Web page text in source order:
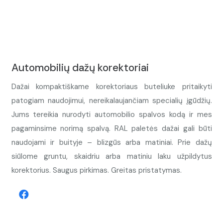
Automobilių dažų korektoriai
Dažai kompaktiškame korektoriaus buteliuke pritaikyti
patogiam naudojimui, nereikalaujančiam specialių įgūdžių.
Jums tereikia nurodyti automobilio spalvos kodą ir mes
pagaminsime norimą spalvą. RAL paletės dažai gali būti
naudojami ir buityje – blizgūs arba matiniai. Prie dažų
siūlome gruntu, skaidriu arba matiniu laku užpildytus
korektorius. Saugus pirkimas. Greitas pristatymas.